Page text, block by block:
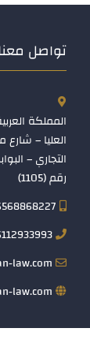
تواصل
المملكة
العليا –
رقم (1105)
law.com
law.com